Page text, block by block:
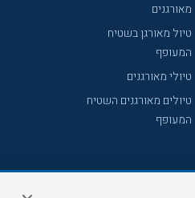
מאורגנים
טיול מאורגן בשטיח
המעופף
טיולי מאורגנים
טיולים מאורגנים השטיח
המעופף